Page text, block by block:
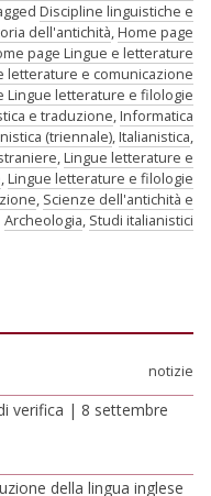
Discipline linguistiche e
dell'antichità,Home page
page Lingue e letterature
letterature e comunicazione
Lingue letterature e filologie
e traduzione,Informatica
(triennale),Italianistica,
,Lingue letterature e
,Lingue letterature e filologie
, Scienze dell'antichità e
Archeologia, Studi italianistici
notizie